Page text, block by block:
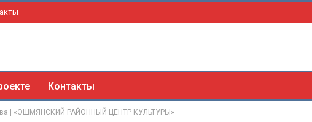
Контакты
| «ОШМЯНСКИЙ РАЙОННЫЙ ЦЕНТР КУЛЬТУРЫ»